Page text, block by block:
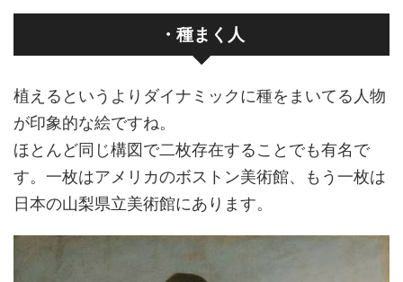
・種まく人
植えるというよりダイナミックに種をまいてる人物
が印象的な絵ですね。
ほとんど同じ構図で二枚存在することでも有名で
す。一枚はアメリカのボストン美術館、もう一枚は
日本の山梨県立美術館にあります。